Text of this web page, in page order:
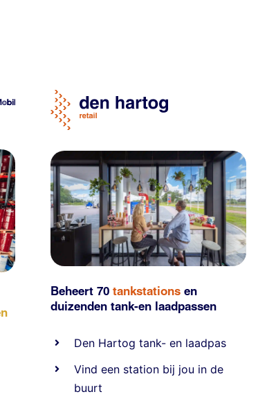
Beheert 70tankstationsen
duizendentank-en laadpassen
Den Hartog tank- en laadpas
Vind een station bij jou in de
buurt